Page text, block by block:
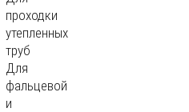
проходки
утепленных
труб
Для
фальцевой
и